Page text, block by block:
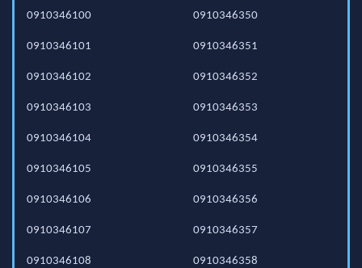
0910346100
0910346101
0910346102
0910346103
0910346104
0910346105
0910346106
0910346107
0910346108
0910346350
0910346351
0910346352
0910346353
0910346354
0910346355
0910346356
0910346357
0910346358